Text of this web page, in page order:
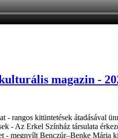
magazin -
- rangos kitüntetések átadásával
- Az Erkel Színház társulata
- megnyílt Benczúr–Benke Mária